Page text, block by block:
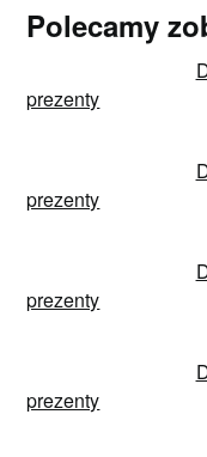
Polecamy
prezenty
prezenty
prezenty
prezenty